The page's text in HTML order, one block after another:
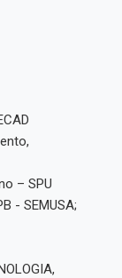
– SPU
- SEMUSA;